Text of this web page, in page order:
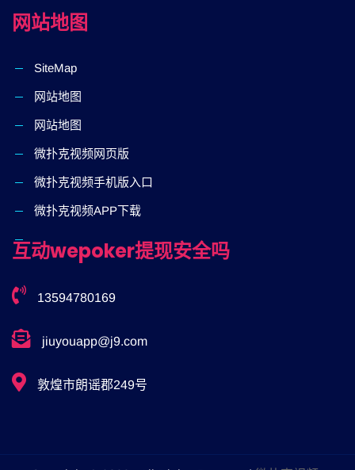
网站地图
SiteMap
网站地图
网站地图
微扑克视频网页版
微扑克视频手机版入口
微扑克视频APP下载
互动wepoker提现安全吗
13594780169
jiuyouapp@j9.com
敦煌市朗谣郡249号